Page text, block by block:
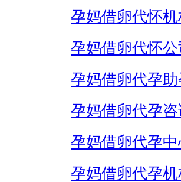
孕妈借卵代怀机
孕妈借卵代怀公
孕妈借卵代孕助
孕妈借卵代孕咨
孕妈借卵代孕
孕妈借卵代孕机